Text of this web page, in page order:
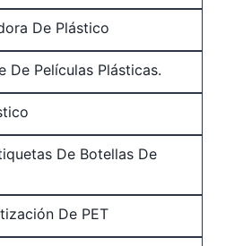
De Plástico
De Películas Plásticas.
De Botellas De
De PET